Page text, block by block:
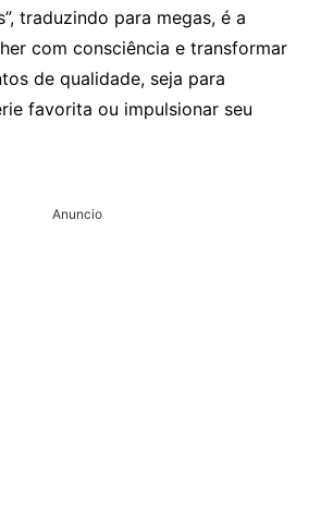
traduzindo para megas, é a
com consciência e transformar
de qualidade, seja para
favorita ou impulsionar seu
Anuncio